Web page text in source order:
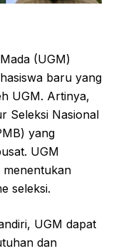
(UGM)
baru yang
UGM. Artinya,
Seleksi Nasional
yang
UGM
menentukan
seleksi.
UGM dapat
dan